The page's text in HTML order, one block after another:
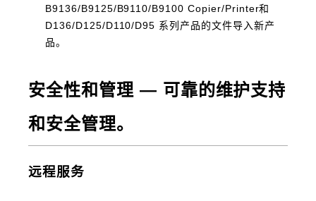
B9136/B9125/B9110/B9100 Copier/Printer和
D136/D125/D110/D95 系列产品的文件导入新产
品。
安全性和管理 ― 可靠的维护支持
和安全管理。
远程服务